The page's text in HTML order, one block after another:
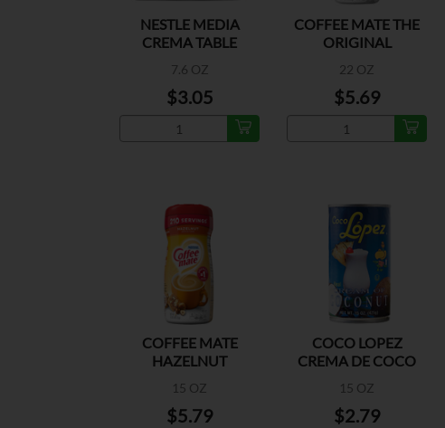
NESTLE MEDIA
CREMA TABLE
7.6 OZ
$3.05
COFFEE MATE THE
ORIGINAL
22 OZ
$5.69
COFFEE MATE
HAZELNUT
15 OZ
$5.79
COCO LOPEZ
CREMA DE COCO
15 OZ
$2.79